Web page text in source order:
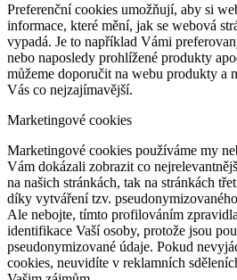
Preferenční cookies umožňují, aby si
informace, které mění, jak se webová
vypadá. Je to například Vámi
nebo naposledy prohlížené produkty
můžeme doporučit na webu produkty a
Vás co nejzajímavější.
Marketingové cookies
Marketingové cookies používáme my
Vám dokázali zobrazit co
na našich stránkách, tak na stránkách
díky vytváření tzv.
Ale nebojte, tímto profilováním
identifikace Vaší osoby, protože jsou
pseudonymizované údaje. Pokud
cookies, neuvidíte v reklamních